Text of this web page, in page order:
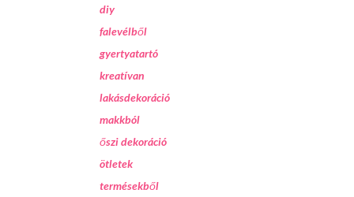
diy
falevélből
gyertyatartó
kreatívan
lakásdekoráció
makkból
őszi dekoráció
ötletek
termésekből